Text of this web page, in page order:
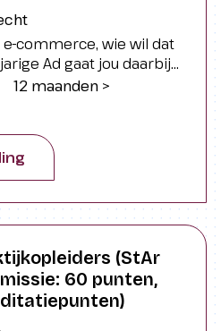
commerce, wie wil dat
Ad gaat jou daarbij
komen direct uit de
12 maanden >
(StAr
60 punten,